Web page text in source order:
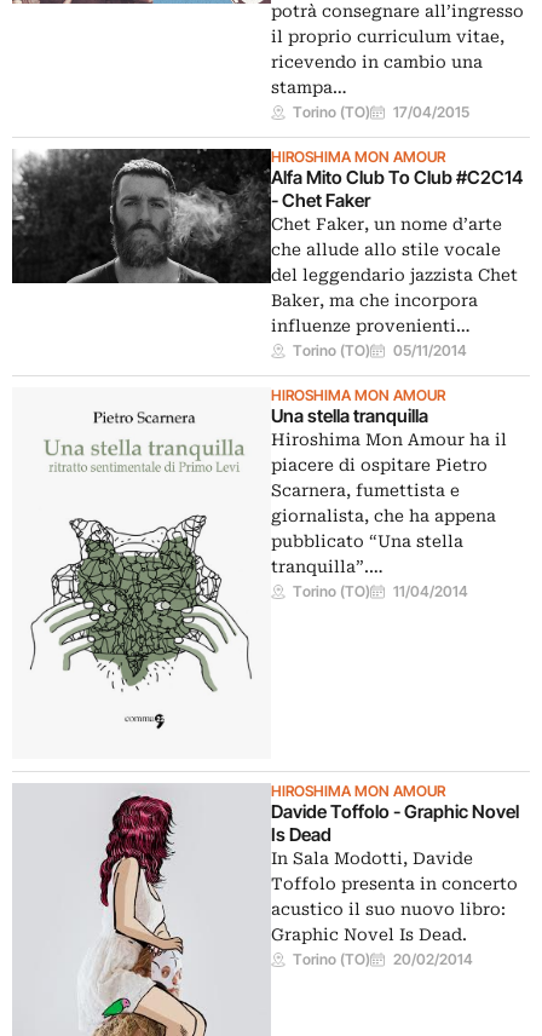
potrà consegnare all’ingresso
il proprio curriculum vitae,
ricevendo in cambio una
stampa…
Torino (TO) 17/04/2015
HIROSHIMA MON AMOUR
Alfa Mito Club To Club #C2C14
- Chet Faker
Chet Faker, un nome d’arte
che allude allo stile vocale
del leggendario jazzista Chet
Baker, ma che incorpora
influenze provenienti…
Torino (TO) 05/11/2014
HIROSHIMA MON AMOUR
Una stella tranquilla
Hiroshima Mon Amour ha il
piacere di ospitare Pietro
Scarnera, fumettista e
giornalista, che ha appena
pubblicato “Una stella
tranquilla”.…
Torino (TO) 11/04/2014
HIROSHIMA MON AMOUR
Davide Toffolo - Graphic Novel
Is Dead
In Sala Modotti, Davide
Toffolo presenta in concerto
acustico il suo nuovo libro:
Graphic Novel Is Dead.
Torino (TO) 20/02/2014